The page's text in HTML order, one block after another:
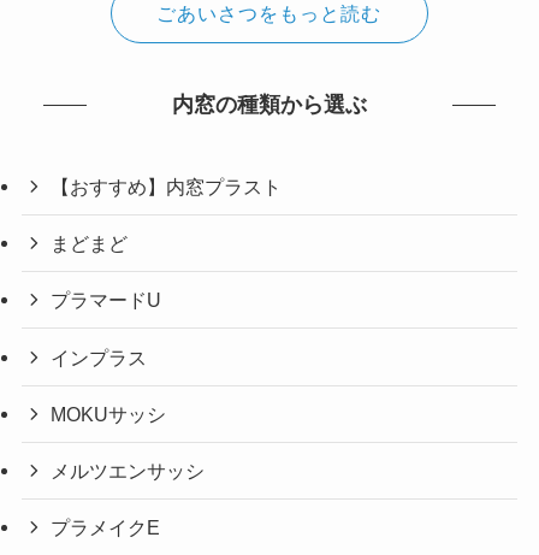
ごあいさつをもっと読む
内窓の種類から選ぶ
【おすすめ】内窓プラスト
まどまど
プラマードU
インプラス
MOKUサッシ
メルツエンサッシ
プラメイクE